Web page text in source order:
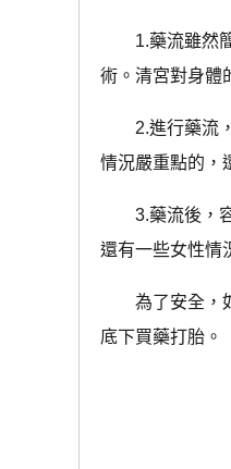
1.藥流雖然簡
術。清宮對身體
2.進行藥流，
情況嚴重點的，
3.藥流後，容
還有一些女性情
為了安全，如
底下買藥打胎。